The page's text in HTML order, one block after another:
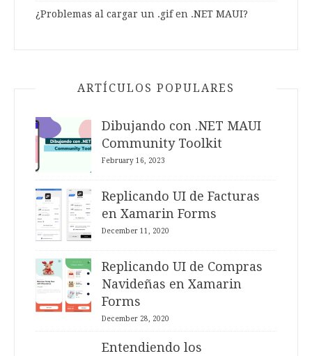
¿Problemas al cargar un .gif en .NET MAUI?
ARTÍCULOS POPULARES
Dibujando con .NET MAUI
Community Toolkit
February 16, 2023
Replicando UI de Facturas
en Xamarin Forms
December 11, 2020
Replicando UI de Compras
Navideñas en Xamarin
Forms
December 28, 2020
Entendiendo los